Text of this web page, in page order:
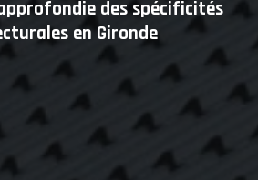
des spécificités
en Gironde